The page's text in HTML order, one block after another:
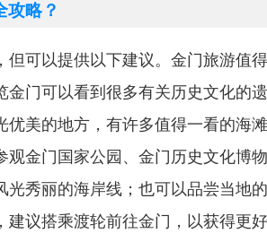
攻略？
但可以提供以下建议。金门旅游值
金门可以看到很多有关历史文化的
优美的地方，有许多值得一看的海
观金门国家公园、金门历史文化博
光秀丽的海岸线；也可以品尝当地
建议搭乘渡轮前往金门，以获得更